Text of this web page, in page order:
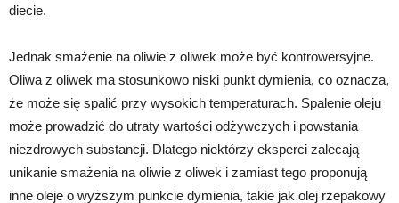
diecie.
Jednak smażenie na oliwie z oliwek może być kontrowersyjne.
Oliwa z oliwek ma stosunkowo niski punkt dymienia, co oznacza,
że może się spalić przy wysokich temperaturach. Spalenie oleju
może prowadzić do utraty wartości odżywczych i powstania
niezdrowych substancji. Dlatego niektórzy eksperci zalecają
unikanie smażenia na oliwie z oliwek i zamiast tego proponują
inne oleje o wyższym punkcie dymienia, takie jak olej rzepakowy